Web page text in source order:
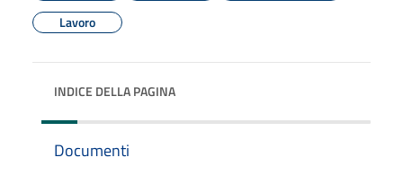
Lavoro
INDICE DELLA PAGINA
Documenti